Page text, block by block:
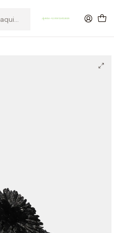
compras para Portugal superiores a